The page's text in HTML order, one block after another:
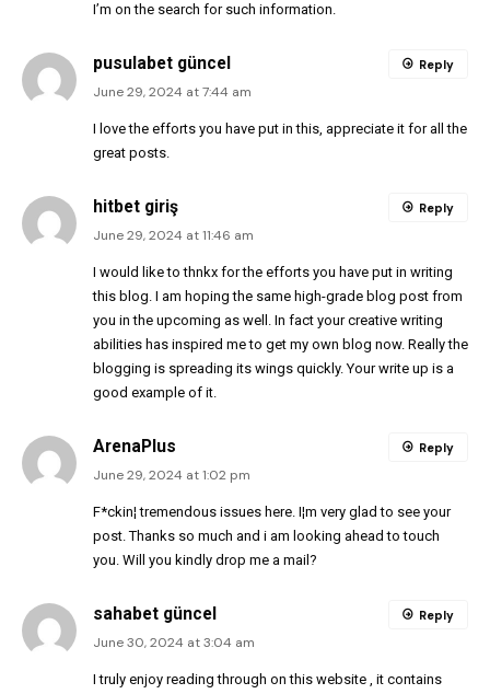
I’m on the search for such information.
pusulabet güncel
June 29, 2024 at 7:44 am
I love the efforts you have put in this, appreciate it for all the
great posts.
Reply
hitbet giriş
June 29, 2024 at 11:46 am
I would like to thnkx for the efforts you have put in writing
this blog. I am hoping the same high-grade blog post from
you in the upcoming as well. In fact your creative writing
abilities has inspired me to get my own blog now. Really the
blogging is spreading its wings quickly. Your write up is a
good example of it.
Reply
ArenaPlus
June 29, 2024 at 1:02 pm
F*ckin¦ tremendous issues here. I¦m very glad to see your
post. Thanks so much and i am looking ahead to touch
you. Will you kindly drop me a mail?
Reply
sahabet güncel
June 30, 2024 at 3:04 am
I truly enjoy reading through on this website , it contains
Reply